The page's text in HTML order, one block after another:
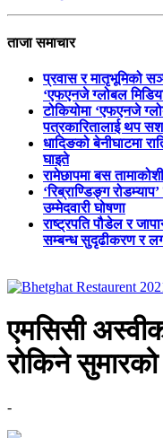
ताजा समाचार
प्रवास र मातृभूमिको
‘एफएनजे ग्लोबल
टोकियोमा ‘एफएनजे
पत्रकारितालाई थप
धादिङको बेनीघाटमा
घाइते
रामेछापमा बस
‘रिब्राण्डिङ्ग
उम्मेदवारी घोषणा
राष्ट्रपति पौडेल र
सम्बन्ध सुदृढीकरण र
एमसिसी
रोकिने
-